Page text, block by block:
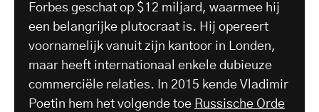
Forbes geschat op $12 miljard, waarmee hij
een belangrijke plutocraat is. Hij opereert
voornamelijk vanuit zijn kantoor in Londen,
maar heeft internationaal enkele dubieuze
commerciële relaties. In 2015 kende Vladimir
Poetin hem het volgende toe Russische Orde